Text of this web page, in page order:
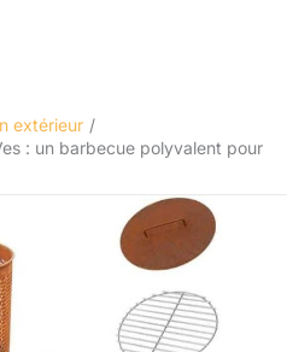
extérieur
: un barbecue polyvalent pour